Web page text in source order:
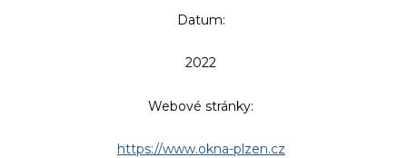
Datum:
2022
Webové stránky:
https://www.okna-plzen.cz